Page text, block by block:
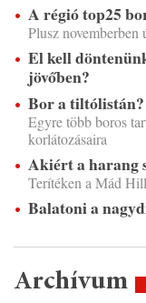
A régió top25
Plusz
El kell
jövőben?
Bor a tiltólistán?
Egyre több boros
korlátozásaira
Akiért a harang
Terítéken a Mád Hill
Balatoni a
Archívum